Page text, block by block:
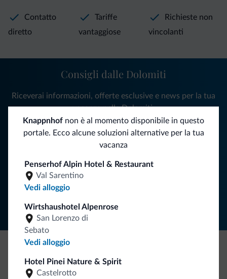
Knappnhof non è al momento disponibile in questo
portale. Ecco alcune soluzioni alternative per la tua
vacanza
Penserhof Alpin Hotel & Restaurant
Val Sarentino
Vedi alloggio
Wirtshaushotel Alpenrose
San Lorenzo di
Sebato
Vedi alloggio
Hotel Pinei Nature & Spirit
Castelrotto
Contatto
diretto
Tariffe
vantaggiose
Richieste non
vincolanti
Consigli dalle Dolomiti
Riceverai informazioni, offerte esclusive e news per la tua
vacanza nelle Dolomiti.
ISCRIVITI ALLA NEWSLETTER
Be Original, scopri la nuova collezione
Ce l'avete chiesto in tanti. Ecco la nuova collezione firmata